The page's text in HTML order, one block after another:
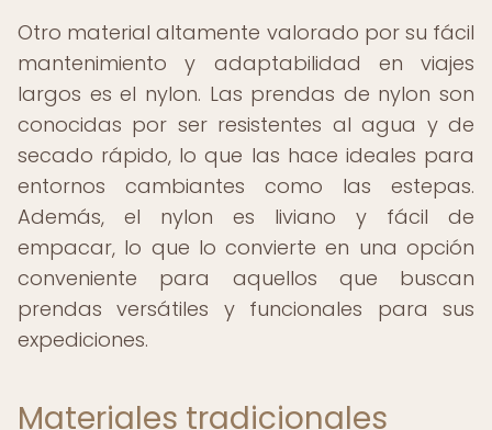
Otro material altamente valorado por su fácil
mantenimiento y adaptabilidad en viajes
largos es el nylon. Las prendas de nylon son
conocidas por ser resistentes al agua y de
secado rápido, lo que las hace ideales para
entornos cambiantes como las estepas.
Además, el nylon es liviano y fácil de
empacar, lo que lo convierte en una opción
conveniente para aquellos que buscan
prendas versátiles y funcionales para sus
expediciones.
Materiales tradicionales